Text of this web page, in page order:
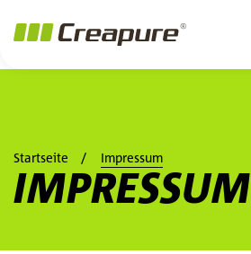
Startseite Impressum
IMPRESSUM
Creabot